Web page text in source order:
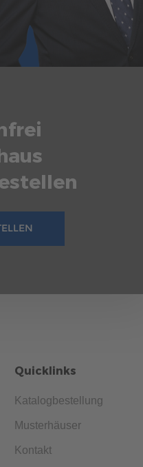
Quicklinks
Katalogbestellung
Musterhäuser
Kontakt